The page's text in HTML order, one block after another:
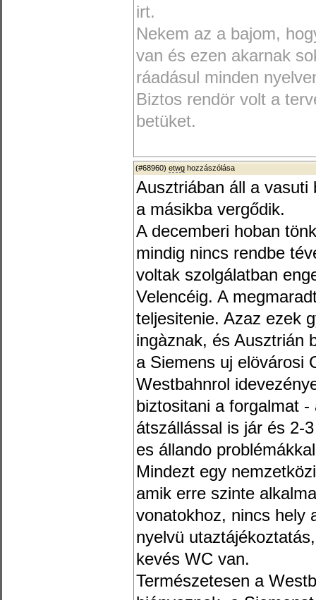
irt.
Nekem az a bajom,
van és ezen akarnak
ráadásul minden
Biztos rendör volt a
betüket.
(#68960) etwg hozzászólása
Ausztriában áll a vasuti
a másikba vergődik.
A decemberi hoban
mindig nincs rendbe
voltak szolgálatban
Velencéig. A
teljesitenie. Azaz ezek
ingàznak, és Ausztrián
a Siemens uj elövárosi
Westbahnrol
biztositani a forgalmat
átszállással is jár és 2-
es állando
Mindezt egy
amik erre szinte
vonatokhoz, nincs hely
nyelvü
kevés WC van.
Természetesen a